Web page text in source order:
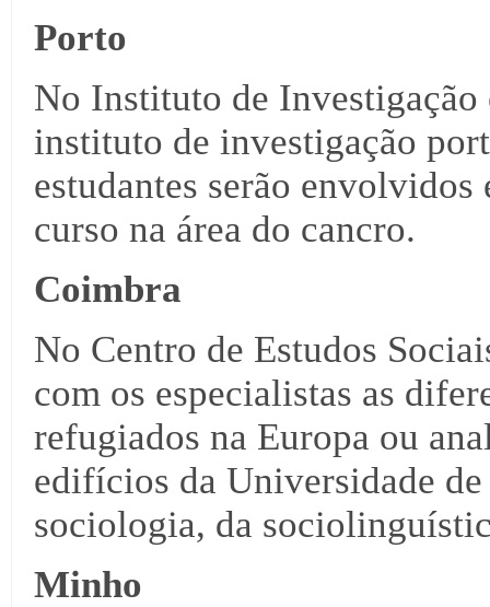
Porto
No Instituto de Investigação
instituto de investigação
estudantes serão
curso na área do cancro.
Coimbra
No Centro de Estudos
com os especialistas as
refugiados na Europa ou
edifícios da Universidade
sociologia, da
Minho